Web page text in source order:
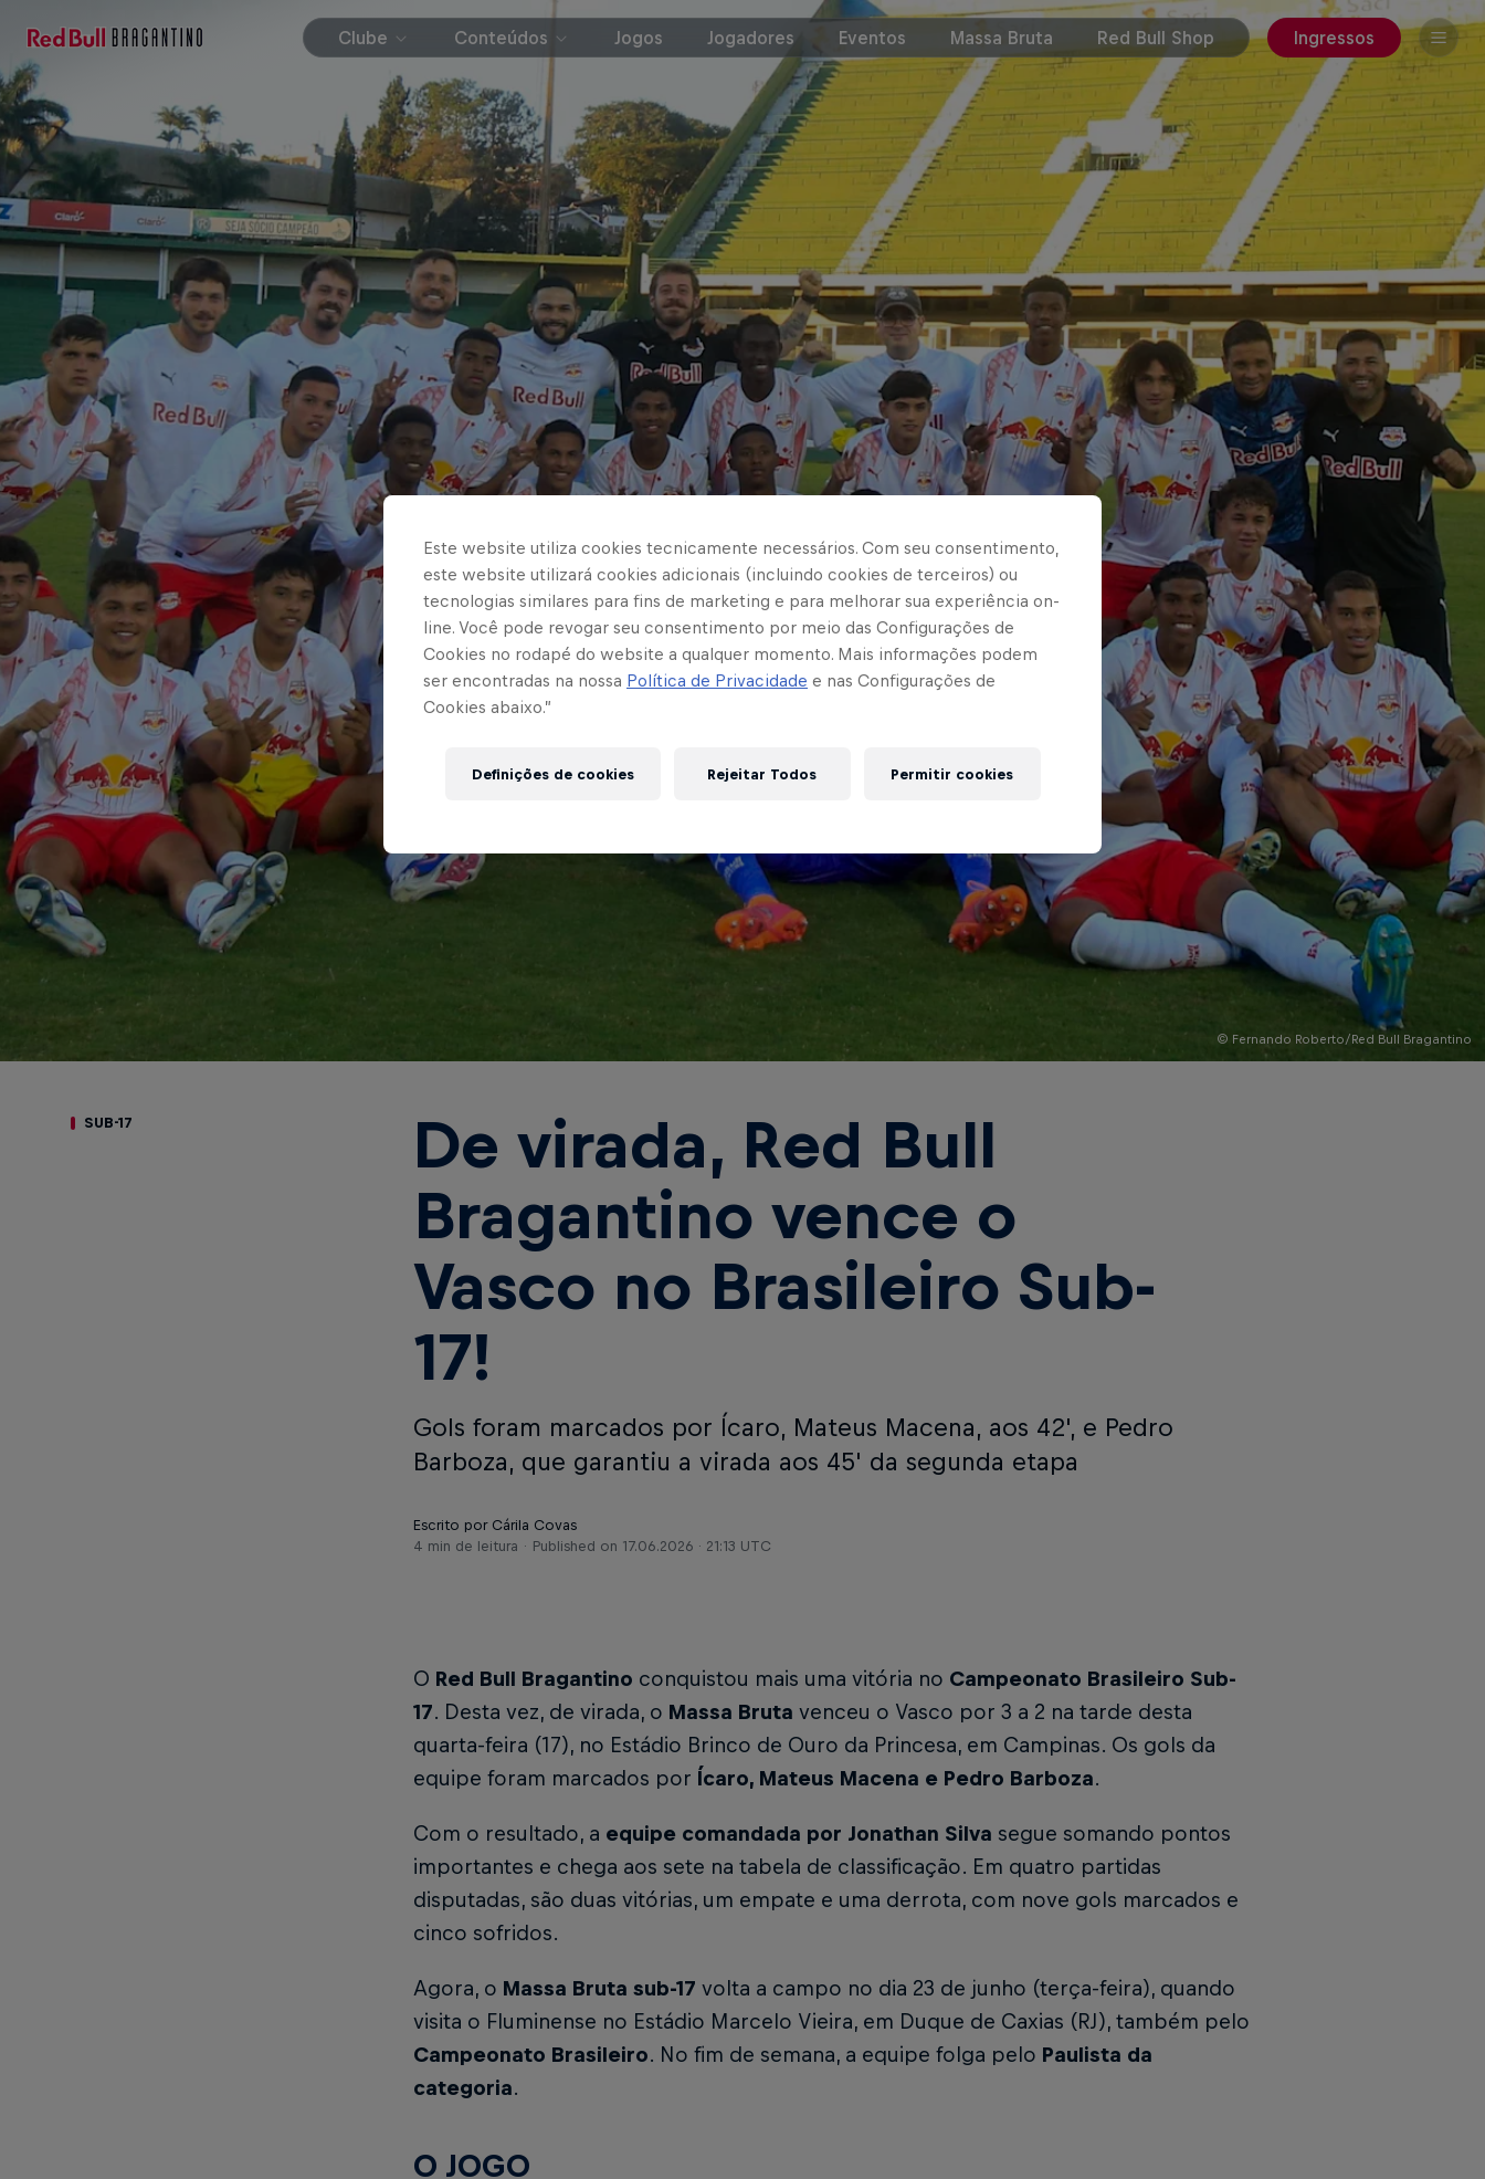
Clube Conteúdos Jogos Jogadores Eventos Massa Bruta Red Bull Shop Ingressos
© Fernando Roberto/Red Bull Bragantino
SUB-17
De virada, Red Bull
Bragantino vence o
Vasco no Brasileiro Sub-
17!
Gols foram marcados por Ícaro, Mateus Macena, aos 42', e Pedro
Barboza, que garantiu a virada aos 45' da segunda etapa
Escrito por Cárila Covas
4 min de leitura
Published on 17.06.2026 · 21:13 UTC
O Red Bull Bragantino conquistou mais uma vitória no Campeonato Brasileiro Sub-
17. Desta vez, de virada, o Massa Bruta venceu o Vasco por 3 a 2 na tarde desta
quarta-feira (17), no Estádio Brinco de Ouro da Princesa, em Campinas. Os gols da
equipe foram marcados por Ícaro, Mateus Macena e Pedro Barboza.
Com o resultado, a equipe comandada por Jonathan Silva segue somando pontos
importantes e chega aos sete na tabela de classificação. Em quatro partidas
disputadas, são duas vitórias, um empate e uma derrota, com nove gols marcados e
cinco sofridos.
Agora, o Massa Bruta sub-17 volta a campo no dia 23 de junho (terça-feira), quando
visita o Fluminense no Estádio Marcelo Vieira, em Duque de Caxias (RJ), também pelo
Campeonato Brasileiro. No fim de semana, a equipe folga pelo Paulista da
categoria.
O JOGO
Este website utiliza cookies tecnicamente necessários. Com seu consentimento,
este website utilizará cookies adicionais (incluindo cookies de terceiros) ou
tecnologias similares para fins de marketing e para melhorar sua experiência on-
line. Você pode revogar seu consentimento por meio das Configurações de
Cookies no rodapé do website a qualquer momento. Mais informações podem
ser encontradas na nossa Política de Privacidade e nas Configurações de
Cookies abaixo.”
Definições de cookies Rejeitar Todos Permitir cookies